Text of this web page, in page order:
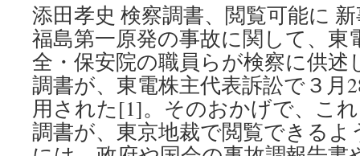
添田孝史 検察調書、閲覧可能に
福島第一原発の事故に関して、東
全・保安院の職員らが検察に供
調書が、東電株主代表訴訟で３月
用された[1]。そのおかげで、こ
調書が、東京地裁で閲覧できる